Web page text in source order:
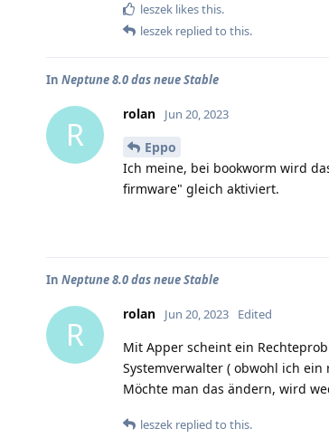
leszek likes this.
leszek replied to this.
In Neptune 8.0 das neue Stable
R
rolan Jun 20, 2023
Eppo
Ich meine, bei bookworm wird
firmware" gleich aktiviert.
In Neptune 8.0 das neue Stable
R
rolan Jun 20, 2023 Edited
Mit Apper scheint ein
Systemverwalter ( obwohl ich ein
Möchte man das ändern, wird
leszek replied to this.